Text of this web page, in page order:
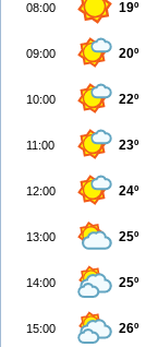
08:00 19º
09:00 20º
10:00 22º
11:00 23º
12:00 24º
13:00 25º
14:00 25º
15:00 26º